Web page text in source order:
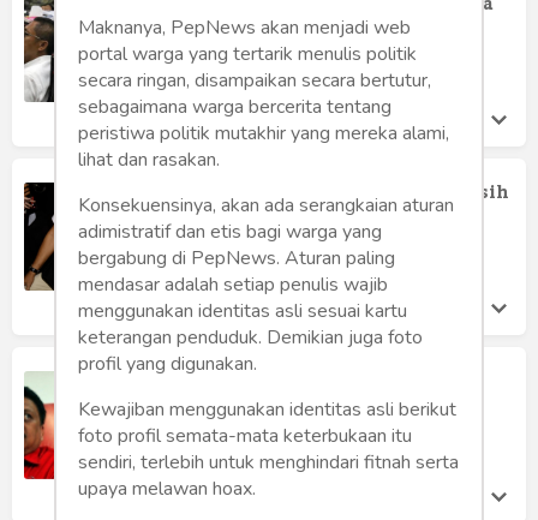
Tangga
Syahirul Alim
Sabtu 23 Dec, 2017
Jadi "Justice Collaborator", Setya Masih
Punya Kesempatan Jadi "Hero"
Pepih Nugraha
Rabu 20 Dec, 2017
Akhir Cerita Setnov
Andi Setiono Mangoenprasodjo
Rabu 22 Nov, 2017
Maknanya, PepNews akan menjadi web
portal warga yang tertarik menulis politik
secara ringan, disampaikan secara bertutur,
sebagaimana warga bercerita tentang
peristiwa politik mutakhir yang mereka alami,
lihat dan rasakan.
Konsekuensinya, akan ada serangkaian aturan
adimistratif dan etis bagi warga yang
bergabung di PepNews. Aturan paling
mendasar adalah setiap penulis wajib
menggunakan identitas asli sesuai kartu
keterangan penduduk. Demikian juga foto
profil yang digunakan.
Kewajiban menggunakan identitas asli berikut
foto profil semata-mata keterbukaan itu
sendiri, terlebih untuk menghindari fitnah serta
upaya melawan hoax.